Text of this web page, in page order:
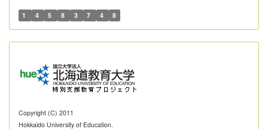
1 4 5 8 3 7 4 8
Copyright (C) 2011
Hokkaido University of Education.